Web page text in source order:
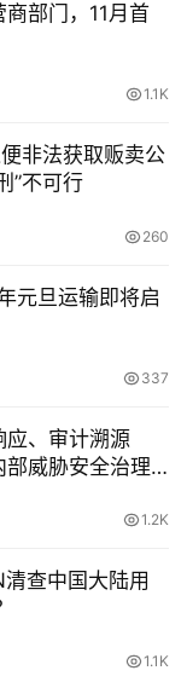
部门，11月首
1.1K
非法获取贩卖公
”不可行
260
元旦运输即将启
337
应、审计溯源
威胁安全治理
1.2K
查中国大陆用
1.1K